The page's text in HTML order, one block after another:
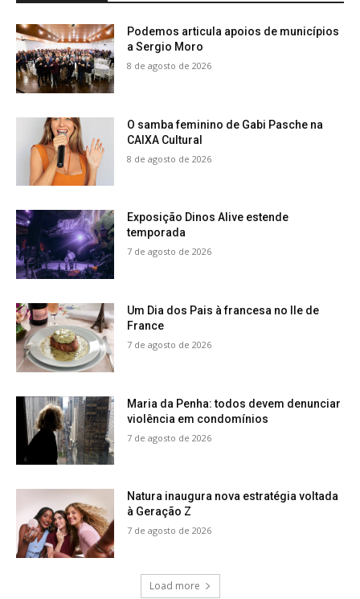
Podemos articula apoios de municípios
a Sergio Moro
8 de agosto de 2026
O samba feminino de Gabi Pasche na
CAIXA Cultural
8 de agosto de 2026
Exposição Dinos Alive estende
temporada
7 de agosto de 2026
Um Dia dos Pais à francesa no Ile de
France
7 de agosto de 2026
Maria da Penha: todos devem denunciar
violência em condomínios
7 de agosto de 2026
Natura inaugura nova estratégia voltada
à Geração Z
7 de agosto de 2026
Load more